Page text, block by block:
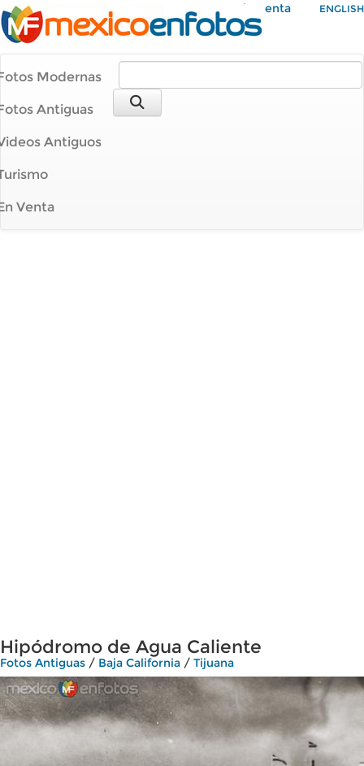
Mi Cuenta ENGLISH
Modernas
Antiguas
Antiguos
Venta
Hipódromo de Agua Caliente
Fotos Antiguas / Baja California / Tijuana